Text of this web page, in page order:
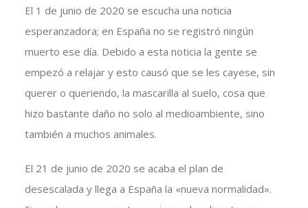
El 1 de junio de 2020 se escucha una noticia
esperanzadora; en España no se registró ningún
muerto ese día. Debido a esta noticia la gente se
empezó a relajar y esto causó que se les cayese, sin
querer o queriendo, la mascarilla al suelo, cosa que
hizo bastante daño no solo al medioambiente, sino
también a muchos animales.
El 21 de junio de 2020 se acaba el plan de
desescalada y llega a España la «nueva normalidad».